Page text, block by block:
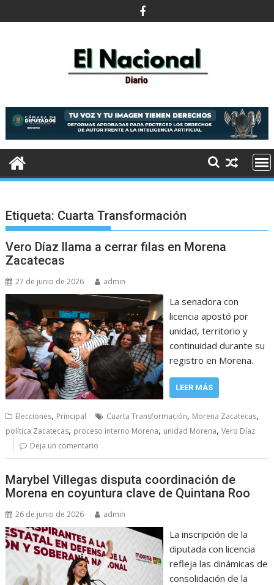
al
Etiqueta: Cuarta Transformación
Vero Díaz llama a cerrar filas en Morena
Zacatecas
27 de junio de 2026 admin
La senadora con
licencia apostó por
unidad, territorio y
continuidad durante su
registro en Morena.
LEER MÁS
Elecciones, Principal Cuarta Transformación, Morena Zacatecas,
política Zacatecas, proceso interno Morena, unidad Morena,Vero Díaz
Deja un comentario
Marybel Villegas disputa coordinación de
Morena en coyuntura clave de Quintana Roo
26 de junio de 2026 admin
La inscripción de la
diputada con licencia
refleja las dinámicas de
consolidación de la